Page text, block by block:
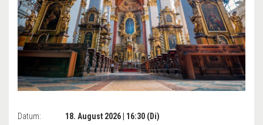
Datum:
18. August 2026 | 16:30 (Di)